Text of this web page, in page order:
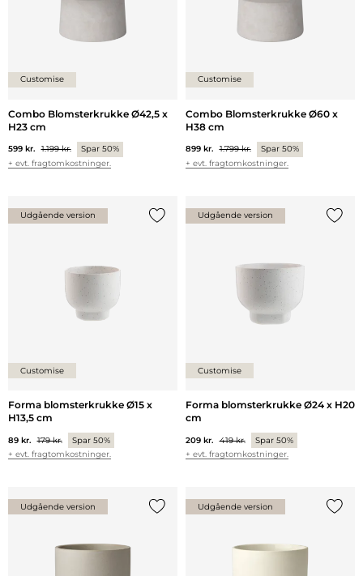
Customise
Combo Blomsterkrukke Ø42,5 x
H23 cm
599 kr. 1.199 kr.
Spar 50%
+ evt. fragtomkostninger.
Customise
Combo Blomsterkrukke Ø60 x
H38 cm
899 kr. 1.799 kr.
Spar 50%
+ evt. fragtomkostninger.
Udgående version
Customise
Forma blomsterkrukke Ø15 x
H13,5 cm
89 kr. 179 kr.
Spar 50%
+ evt. fragtomkostninger.
Udgående version
Customise
Forma blomsterkrukke Ø24 x H20
cm
209 kr. 419 kr.
Spar 50%
+ evt. fragtomkostninger.
Udgående version Udgående version